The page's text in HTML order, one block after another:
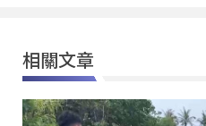
相關文章